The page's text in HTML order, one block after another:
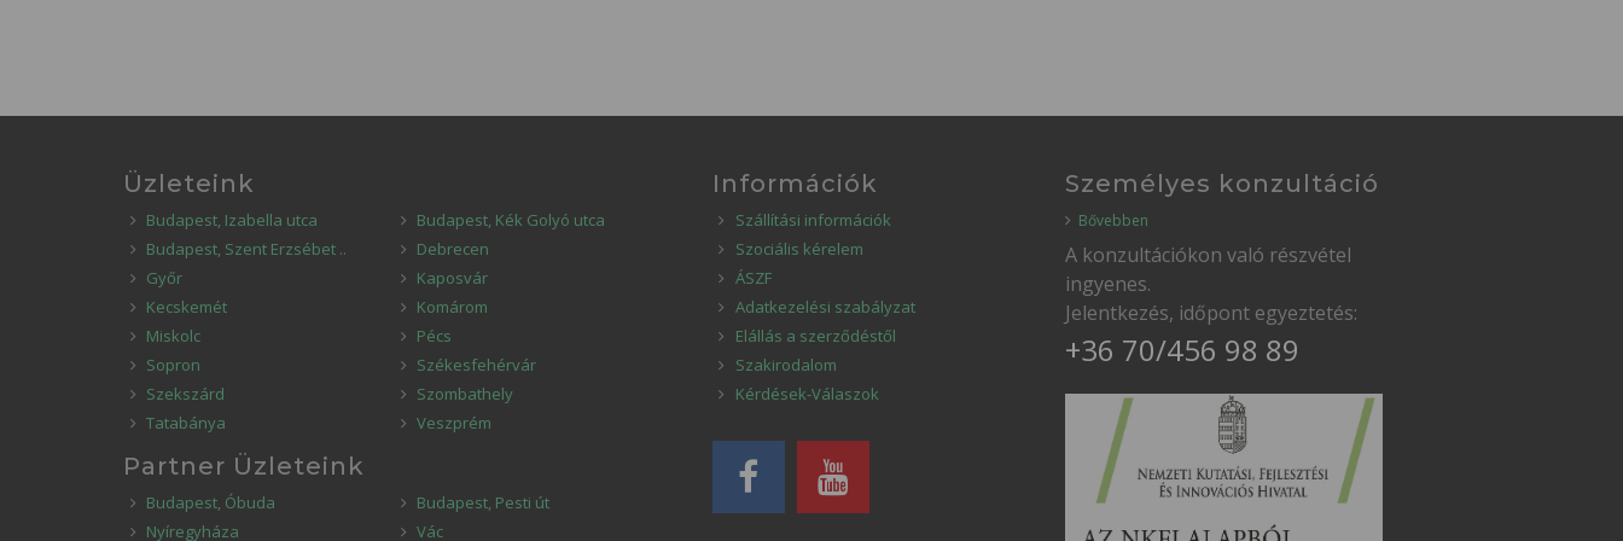
Üzleteink
Budapest, Izabella utca
Budapest, Kék Golyó utca
Budapest, Szent Erzsébet ..
Debrecen
Győr
Kaposvár
Kecskemét
Komárom
Miskolc
Pécs
Sopron
Székesfehérvár
Szekszárd
Szombathely
Tatabánya
Veszprém
Partner Üzleteink
Budapest, Óbuda
Budapest, Pesti út
Nyíregyháza
Vác
Információk
Szállítási információk
Szociális kérelem
ÁSZF
Adatkezelési szabályzat
Elállás a szerződéstől
Szakirodalom
Kérdések-Válaszok
Személyes konzultáció
Bővebben
A konzultációkon való részvétel
ingyenes.
Jelentkezés, időpont egyeztetés:
+36 70/456 98 89